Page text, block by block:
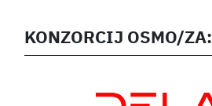
KONZORCIJ OSMO/ZA: